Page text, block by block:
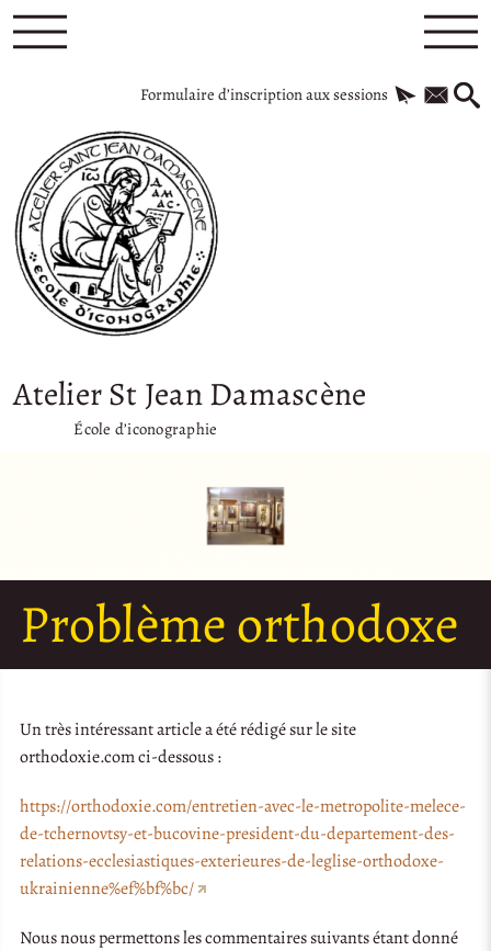
Formulaire d’inscription aux sessions
Atelier St Jean Damascène
École d’iconographie
Problème orthodoxe
Un très intéressant article a été rédigé sur le site
orthodoxie.com ci-dessous :
https://orthodoxie.com/entretien-avec-le-metropolite-melece-
de-tchernovtsy-et-bucovine-president-du-departement-des-
relations-ecclesiastiques-exterieures-de-leglise-orthodoxe-
ukrainienne%ef%bf%bc/
Nous nous permettons les commentaires suivants étant donné